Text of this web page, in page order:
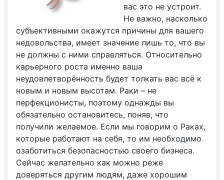
вас это не устроит.
Не важно, насколько
субъективными окажутся причины для вашего
недовольства, имеет значение лишь то, что вы
не должны с ними справляться. Относительно
карьерного роста именно ваша
неудовлетворённость будет толкать вас всё к
новым и новым высотам. Раки – не
перфекционисты, поэтому однажды вы
обязательно остановитесь, поняв, что
получили желаемое. Если мы говорим о Раках,
которые работают на себя, то им необходимо
озаботиться безопасностью своего бизнеса.
Сейчас желательно как можно реже
доверяться другим людям, даже хорошим